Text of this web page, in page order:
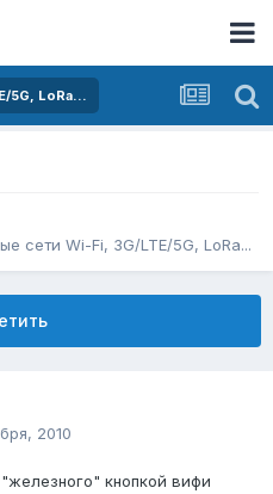
5G, LoRa...
сети Wi-Fi, 3G/LTE/5G, LoRa...
2010
кнопкой вифи